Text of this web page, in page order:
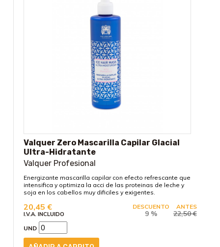
Valquer Zero Mascarilla Capilar Glacial
Ultra-Hidratante
Valquer Profesional
Energizante mascarilla capilar con efecto refrescante que
intensifica y optimiza la acci de las proteinas de leche y
soja en los cabellos muy dificiles y exigentes.
ANTES
22,50€
DESCUENTO
9 %
20,45 €
I.V.A. INCLUIDO
UND